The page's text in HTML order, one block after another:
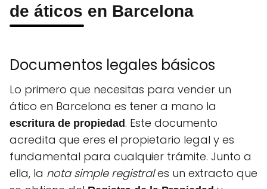
de áticos en Barcelona
Documentos legales básicos
Lo primero que necesitas para vender un
ático en Barcelona es tener a mano la
escritura de propiedad. Este documento
acredita que eres el propietario legal y es
fundamental para cualquier trámite. Junto a
ella, la nota simple registrales un extracto que